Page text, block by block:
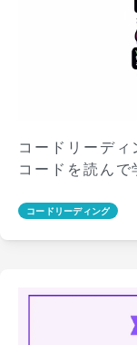
コードリーデ
コードを読んで
コードリーディング